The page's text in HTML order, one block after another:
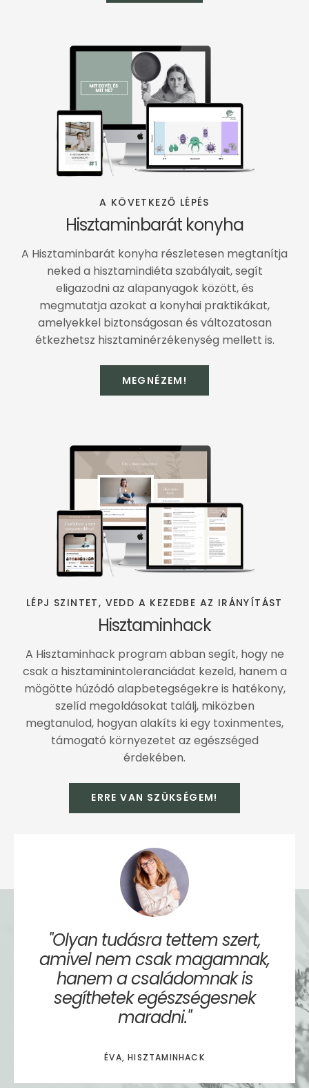
A KÖVETKEZŐ LÉPÉS
Hisztaminbarát konyha
A Hisztaminbarát konyha részletesen megtanítja
neked a hisztamindiéta szabályait, segít
eligazodni az alapanyagok között, és
megmutatja azokat a konyhai praktikákat,
amelyekkel biztonságosan és változatosan
étkezhetsz hisztaminérzékenység mellett is.
MEGNÉZEM!
LÉPJ SZINTET, VEDD A KEZEDBE AZ IRÁNYÍTÁST
Hisztaminhack
A Hisztaminhack program abban segít, hogy ne
csak a hisztaminintoleranciádat kezeld, hanem a
mögötte húzódó alapbetegségekre is hatékony,
szelíd megoldásokat találj, miközben
megtanulod, hogyan alakíts ki egy toxinmentes,
támogató környezetet az egészséged
érdekében.
ERRE VAN SZÜKSÉGEM!
"Olyan tudásra tettem szert,
amivel nem csak magamnak,
hanem a családomnak is
segíthetek egészségesnek
maradni."
ÉVA, HISZTAMINHACK